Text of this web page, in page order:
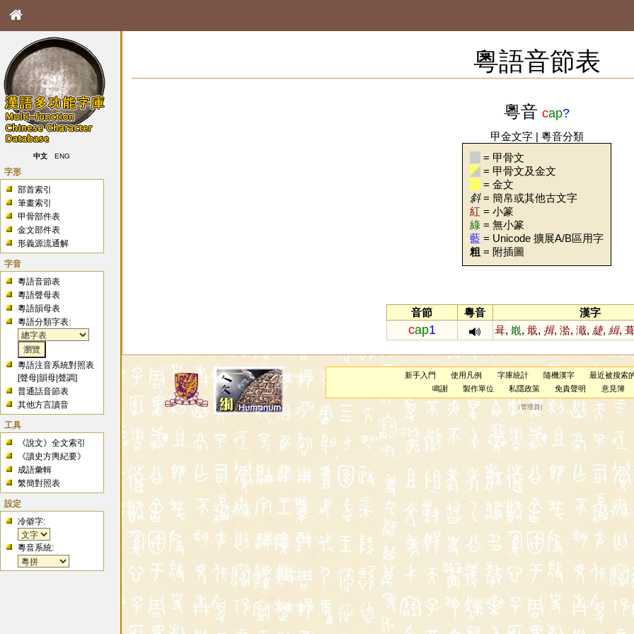
中文 ENG
字形
部首索引
筆畫索引
甲骨部件表
金文部件表
形義源流通解
字音
粵語音節表
粵語聲母表
粵語韻母表
粵語分類字表:
粵語注音系統對照表
[聲母 |韻母 |聲調]
普通話音節表
其他方言讀音
工具
《說文》全文索引
《讀史方輿紀要》
成語彙輯
繁簡對照表
設定
冷僻字:
粵音系統:
粵語音節表
粵音 cap?
甲金文字| 粵音分類
= 甲骨文
= 甲骨文及金文
= 金文
斜= 簡帛或其他古文字
紅 = 小篆
綠 = 無小篆
藍 = Unicode 擴展A/B區用字
粗 = 附插圖
音節 粵音 漢字
cap1 咠,嶯,戢, 揖,湁,濈,緁,緝,
新手入門 使用凡例 字庫統計 隨機漢字
最近被搜索
鳴謝
製作單位 私隱政策 免責聲明 意見簿
（管理員 ）